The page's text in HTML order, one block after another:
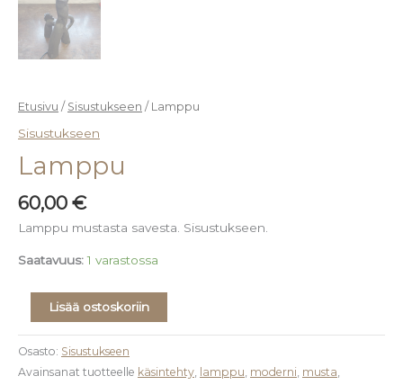
Etusivu / Sisustukseen / Lamppu
Sisustukseen
Lamppu
60,00 €
Lamppu mustasta savesta. Sisustukseen.
Saatavuus: 1 varastossa
Lisää ostoskoriin
Osasto: Sisustukseen
Avainsanat tuotteelle käsintehty, lamppu, moderni, musta,